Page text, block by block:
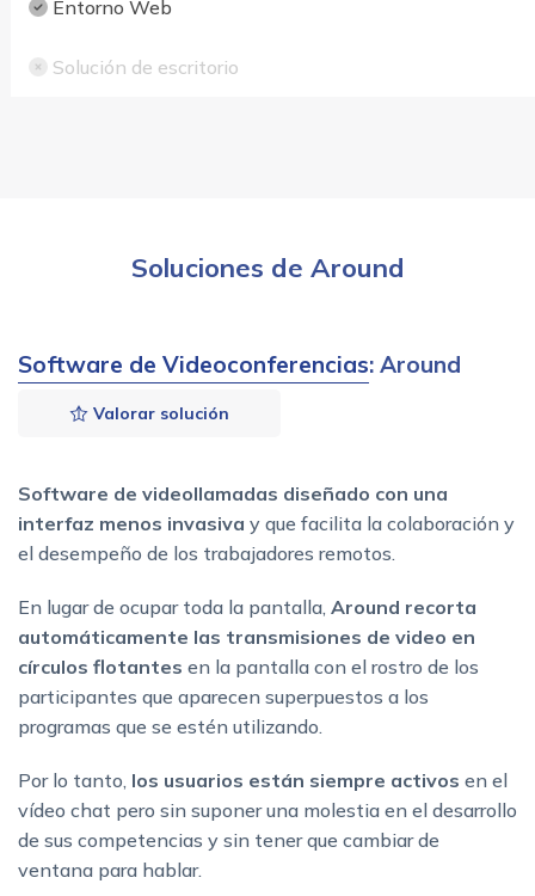
Entorno Web
Solución de escritorio
Soluciones de Around
Software de Videoconferencias: Around
Valorar solución
Software de videollamadas diseñado con una
interfaz menos invasiva y que facilita la colaboración y
el desempeño de los trabajadores remotos.
En lugar de ocupar toda la pantalla, Around recorta
automáticamente las transmisiones de video en
círculos flotantes en la pantalla con el rostro de los
participantes que aparecen superpuestos a los
programas que se estén utilizando.
Por lo tanto, los usuarios están siempre activos en el
vídeo chat pero sin suponer una molestia en el desarrollo
de sus competencias y sin tener que cambiar de
ventana para hablar.